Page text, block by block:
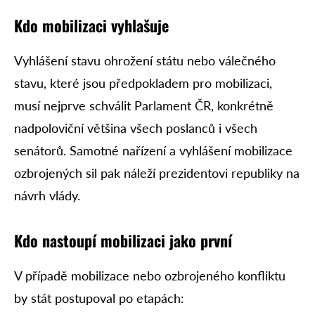
Kdo mobilizaci vyhlašuje
Vyhlášení stavu ohrožení státu nebo válečného
stavu, které jsou předpokladem pro mobilizaci,
musí nejprve schválit Parlament ČR, konkrétně
nadpoloviční většina všech poslanců i všech
senátorů. Samotné nařízení a vyhlášení mobilizace
ozbrojených sil pak náleží prezidentovi republiky na
návrh vlády.
Kdo nastoupí mobilizaci jako první
V případě mobilizace nebo ozbrojeného konfliktu
by stát postupoval po etapách: